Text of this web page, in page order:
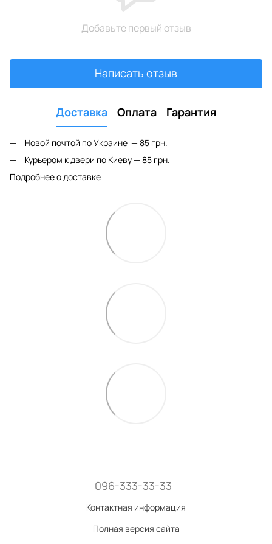
Добавьте первый отзыв
Написать отзыв
Доставка Оплата Гарантия
Новой почтой по Украине — 85 грн.
Курьером к двери по Киеву — 85 грн.
Подробнее о доставке
096-333-33-33
Контактная информация
Полная версия сайта